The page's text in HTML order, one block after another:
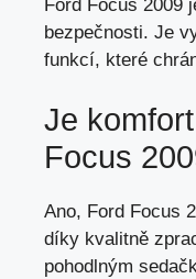
Ford Focus 2009
bezpečnosti. Je
funkcí, které
Je
Focus
Ano, Ford Focus
díky kvalitně
pohodlným